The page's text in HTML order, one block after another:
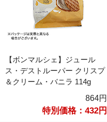
【ボンマルシェ】ジュール
ス・デストルーパー クリスプ
＆クリーム・バニラ 114g
864円
特別価格：432円